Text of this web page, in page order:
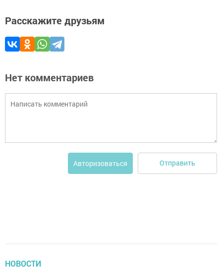
Расскажите друзьям
Нет комментариев
Авторизоваться Отправить
НОВОСТИ